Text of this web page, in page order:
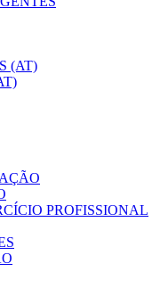
(AT)
PROFISSIONAL